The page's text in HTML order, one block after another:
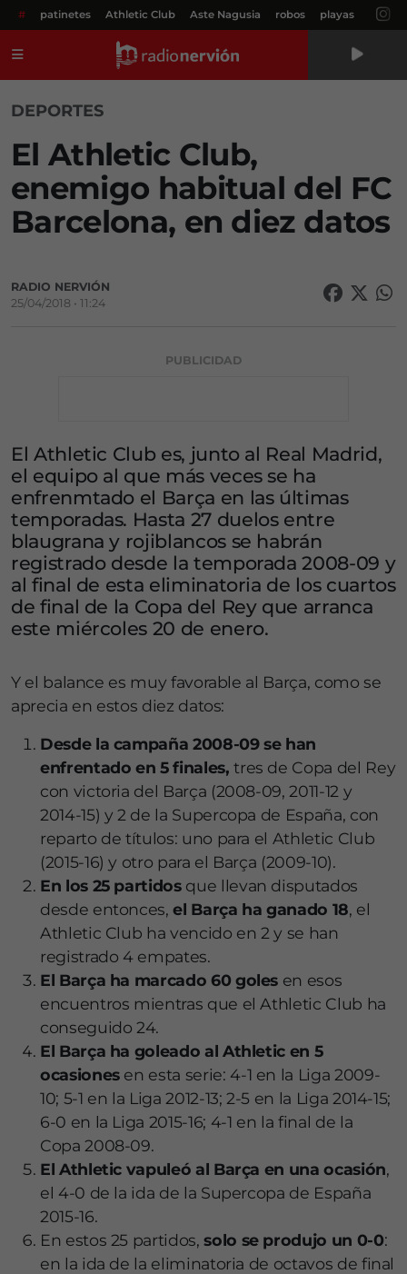
# patinetes Athletic Club Aste Nagusia robos playas
DEPORTES
El Athletic Club,
enemigo habitual del FC
Barcelona, en diez datos
RADIO NERVIÓN
25/04/2018 • 11:24
PUBLICIDAD
El Athletic Club es, junto al Real Madrid,
el equipo al que más veces se ha
enfrenmtado el Barça en las últimas
temporadas. Hasta 27 duelos entre
blaugrana y rojiblancos se habrán
registrado desde la temporada 2008-09 y
al final de esta eliminatoria de los cuartos
de final de la Copa del Rey que arranca
este miércoles 20 de enero.
Y el balance es muy favorable al Barça, como se
aprecia en estos diez datos:
Desde la campaña 2008-09 se han
enfrentado en 5 finales, tres de Copa del Rey
con victoria del Barça (2008-09, 2011-12 y
2014-15) y 2 de la Supercopa de España, con
reparto de títulos: uno para el Athletic Club
(2015-16) y otro para el Barça (2009-10).
En los 25 partidosque llevan disputados
desde entonces,el Barça ha ganado 18, el
Athletic Club ha vencido en 2 y se han
registrado 4 empates.
El Barça ha marcado 60 goles en esos
encuentros mientras que el Athletic Club ha
conseguido 24.
El Barça ha goleado al Athletic en 5
ocasionesen esta serie: 4-1 en la Liga 2009-
10; 5-1 en la Liga 2012-13; 2-5 en la Liga 2014-15;
6-0 en la Liga 2015-16; 4-1 en la final de la
Copa 2008-09.
El Athletic vapuleó al Barça en una ocasión,
el 4-0 de la ida de la Supercopa de España
2015-16.
En estos 25 partidos,solo se produjo un 0-0:
en la ida de la eliminatoria de octavos de final